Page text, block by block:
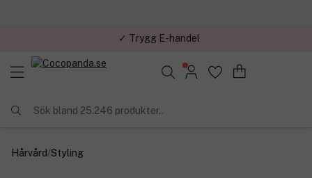
✓ Trygg E-handel
Sök bland 25.246 produkter..
Hårvård/Styling